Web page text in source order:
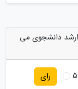
ارشد دانشجوی می
5 رای